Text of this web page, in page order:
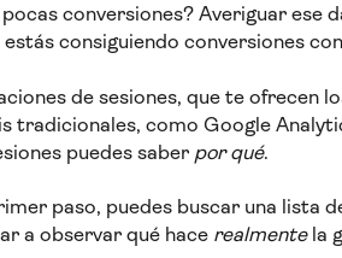
conversiones? Averiguar ese
consiguiendo conversiones
de sesiones, que te ofrecen
tradicionales, como Google
puedes saber por qué.
paso, puedes buscar una lista
a observar qué hace realmente la